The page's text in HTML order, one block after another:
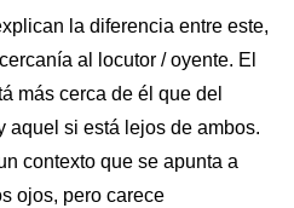
la diferencia entre este,
al locutor / oyente. El
más cerca de él que del
aquel si está lejos de ambos.
contexto que se apunta a
ojos, pero carece